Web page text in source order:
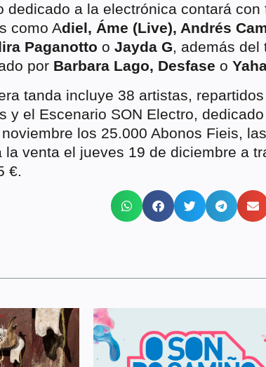
dedicado a la electrónica contará
como Adiel, Áme (Live), Andrés
Paganotto o Jayda G, además del
por Barbara Lago, Desfase o
tanda incluye 38 artistas,
y el Escenario SON Electro,
los 25.000 Abonos Fieis,
la venta el jueves 19 de diciembre a
€.